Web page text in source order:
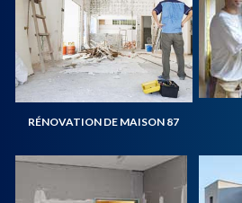
RÉNOVATION DE MAISON 87